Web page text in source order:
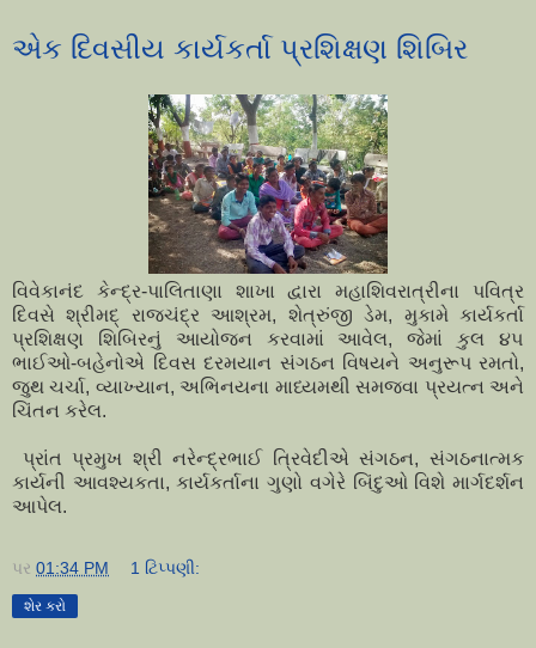
એક દિવસીય કાર્યકર્તા પ્રશિક્ષણ શિબિર
વિવેકાનંદ કેન્દ્ર-પાલિતાણા શાખા દ્વારા મહાશિવરાત્રીના પવિત્ર
દિવસે શ્રીમદ્ રાજચંદ્ર આશ્રમ, શેત્રુંજી ડેમ, મુકામે કાર્યકર્તા
પ્રશિક્ષણ શિબિરનું આયોજન કરવામાં આવેલ, જેમાં કુલ ૪૫
ભાઈઓ-બહેનોએ દિવસ દરમયાન સંગઠન વિષયને અનુરૂપ રમતો,
જુથ ચર્ચા, વ્યાખ્યાન, અભિનયના માધ્યમથી સમજવા પ્રયત્ન અને
ચિંતન કરેલ.
પ્રાંત પ્રમુખ શ્રી નરેન્દ્રભાઈ ત્રિવેદીએ સંગઠન, સંગઠનાત્મક
કાર્યની આવશ્યકતા, કાર્યકર્તાના ગુણો વગેરે બિંદુઓ વિશે માર્ગદર્શન
આપેલ.
પર 01:34 PM 1 ટિપ્પણી:
શેર કરો